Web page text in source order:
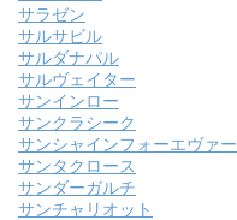
サラゼン
サルサビル
サルダナパル
サルヴェイター
サンインロー
サンクラシーク
サンシャインフォーエヴァー
サンタクロース
サンダーガルチ
サンチャリオット